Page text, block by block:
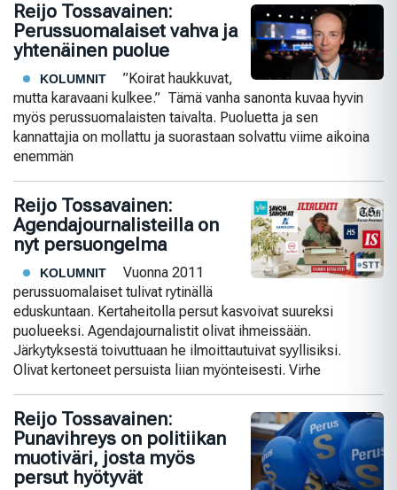
Reijo Tossavainen:
Perussuomalaiset vahva ja
yhtenäinen puolue
KOLUMNIT
”Koirat haukkuvat,
mutta karavaani kulkee.” Tämä vanha sanonta kuvaa hyvin
myös perussuomalaisten taivalta. Puoluetta ja sen
kannattajia on mollattu ja suorastaan solvattu viime aikoina
enemmän
Reijo Tossavainen:
Agendajournalisteilla on
nyt persuongelma
KOLUMNIT
Vuonna 2011
perussuomalaiset tulivat rytinällä
eduskuntaan. Kertaheitolla persut kasvoivat suureksi
puolueeksi. Agendajournalistit olivat ihmeissään.
Järkytyksestä toivuttuaan he ilmoittautuivat syyllisiksi.
Olivat kertoneet persuista liian myönteisesti. Virhe
Reijo Tossavainen:
Punavihreys on politiikan
muotiväri, josta myös
persut hyötyvät